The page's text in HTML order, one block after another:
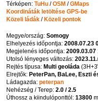
Térképen:TuHu /OSM /GMaps
Koordináták letöltése GPS-be
Közeli ládák / Közeli pontok
Megye/ország:Somogy
Elhelyezés időpontja:2008.07.23
Megjelenés időpontja:2009.03.07
Utolsó lényeges változás:
Rejtés típusa: Multi geoláda (
Elrejtők: PeterPan, BaLee, Eszti
Ládagazda:peterpan
Nehézség / Terep:2.0 / 2.5
Úthossz a kiindulóponttól:13800 m